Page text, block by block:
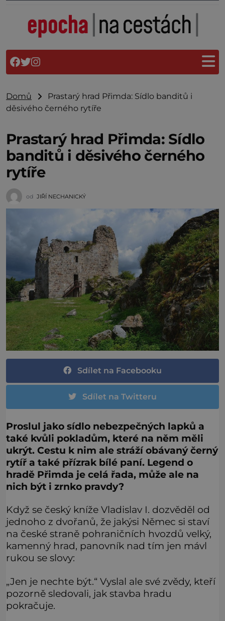
Domů
Prastarý hrad Přimda: Sídlo banditů i
děsivého černého rytíře
Prastarý hrad Přimda: Sídlo
banditů i děsivého černého
rytíře
od JIŘÍ NECHANICKÝ
Sdílet na Facebooku
Sdílet na Twitteru
Proslul jako sídlo nebezpečných lapků a
také kvůli pokladům, které na něm měli
ukrýt. Cestu k nim ale stráží obávaný černý
rytíř a také přízrak bílé paní. Legend o
hradě Přimda je celá řada, může ale na
nich být i zrnko pravdy?
Když se český kníže Vladislav I. dozvěděl od
jednoho z dvořanů, že jakýsi Němec si staví
na české straně pohraničních hvozdů velký,
kamenný hrad, panovník nad tím jen mávl
rukou se slovy:
„Jen je nechte být.“ Vyslal ale své zvědy, kteří
pozorně sledovali, jak stavba hradu
pokračuje.